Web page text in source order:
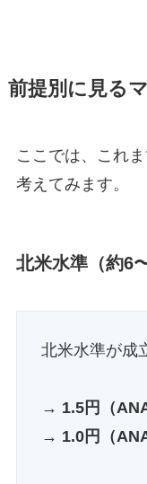
前提別に見る
ここでは、これ
考えてみます。
北米水準（約6
北米水準が成
→ 1.5円（
→ 1.0円（ANA